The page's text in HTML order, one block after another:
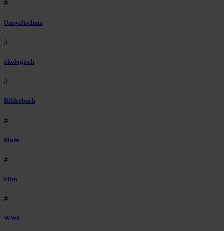
#
Umweltschutz
#
ökologisch
#
Bilderbuch
#
Mode
#
Film
#
WWF